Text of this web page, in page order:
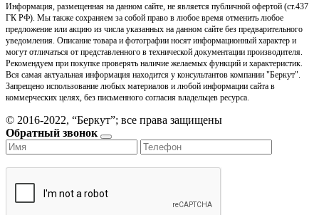
Информация, размещенная на данном сайте, не является публичной офертой (ст.437
ГК РФ). Мы также сохраняем за собой право в любое время отменить любое
предложение или акцию из числа указанных на данном сайте без предварительного
уведомления. Описание товара и фотографии носят информационный характер и
могут отличаться от представленного в технической документации производителя.
Рекомендуем при покупке проверять наличие желаемых функций и характеристик.
Вся самая актуальная информация находится у консультантов компании "Беркут".
Запрещено использование любых материалов и любой информации сайта в
коммерческих целях, без письменного согласия владельцев ресурса.
© 2016-2022, “Беркут”; все права защищены
Обратный звонок